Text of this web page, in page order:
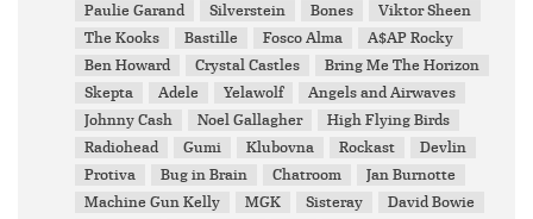
Paulie Garand
Silverstein Bones
Viktor Sheen
The Kooks
Bastille Fosco Alma
A$AP Rocky
Ben Howard
Crystal Castles
Bring Me The Horizon
Skepta
Adele Yelawolf
Angels and Airwaves
Johnny Cash
Noel Gallagher
High Flying Birds
Radiohead
Gumi Klubovna Rockast
Devlin
Protiva
Bug in Brain Chatroom
Jan Burnotte
Machine Gun Kelly
MGK Sisteray
David Bowie